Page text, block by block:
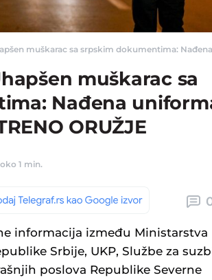
muškarac sa srpskim dokumentima: Nađena
muškarac sa
Nađena
ORUŽJE
1 min.
informacija između Ministarstva
Srbije, UKP, Službe za
poslova Republike Severne